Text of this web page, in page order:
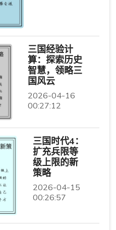
三国经验计
算：探索历史
智慧，领略三
国风云
2026-04-16
00:27:12
三国时代4：
扩充兵限等
级上限的新
策略
2026-04-15
00:26:57